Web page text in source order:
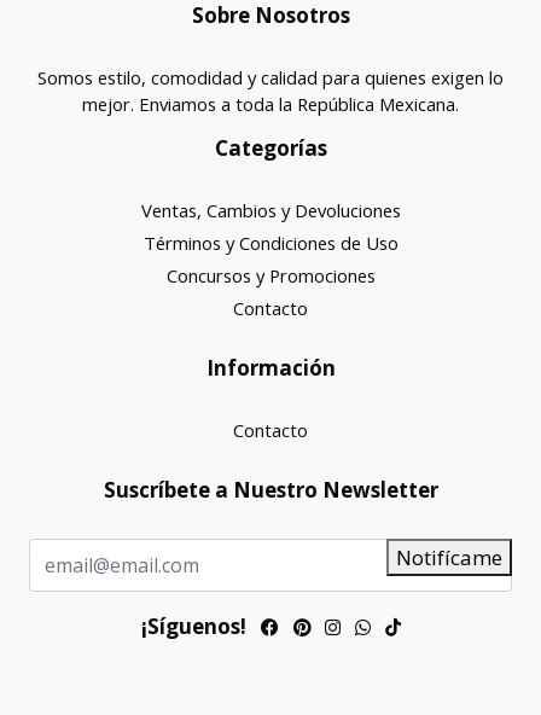
Sobre Nosotros
Somos estilo, comodidad y calidad para quienes exigen lo
mejor. Enviamos a toda la República Mexicana.
Categorías
Ventas, Cambios y Devoluciones
Términos y Condiciones de Uso
Concursos y Promociones
Contacto
Información
Contacto
Suscríbete a Nuestro Newsletter
Notifícame
¡Síguenos!